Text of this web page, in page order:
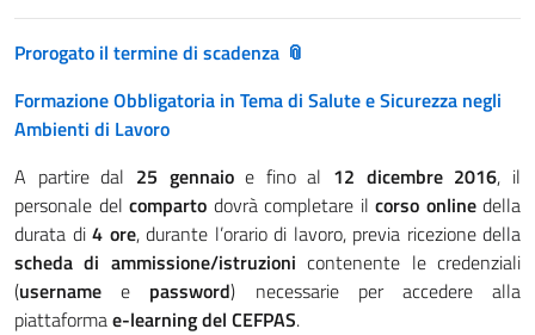
Prorogato il termine di scadenza
Formazione Obbligatoria in Tema di Salute e Sicurezza negli
Ambienti di Lavoro
A partire dal 25 gennaioe fino al 12 dicembre 2016, il
personale del comparto dovrà completare il corso onlinedella
durata di 4 ore, durante l’orario di lavoro, previa ricezione della
scheda di ammissione/istruzioni contenente le credenziali
(username e password) necessarie per accedere alla
piattaformae-learning del CEFPAS.